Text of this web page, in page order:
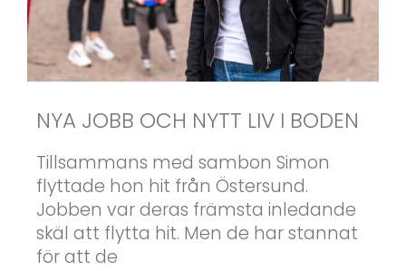
NYA JOBB OCH NYTT LIV I BODEN
Tillsammans med sambon Simon
flyttade hon hit från Östersund.
Jobben var deras främsta inledande
skäl att flytta hit. Men de har stannat
för att de